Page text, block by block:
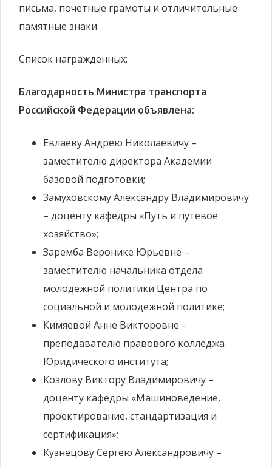
письма, почетные грамоты и отличительные
памятные знаки.
Список награжденных:
Благодарность Министра транспорта
Российской Федерации объявлена:
Евлаеву Андрею Николаевичу –
заместителю директора Академии
базовой подготовки;
Замуховскому Александру Владимировичу
– доценту кафедры «Путь и путевое
хозяйство»;
Заремба Веронике Юрьевне –
заместителю начальника отдела
молодежной политики Центра по
социальной и молодежной политике;
Кимяевой Анне Викторовне –
преподавателю правового колледжа
Юридического института;
Козлову Виктору Владимировичу –
доценту кафедры «Машиноведение,
проектирование, стандартизация и
сертификация»;
Кузнецову Сергею Александровичу –